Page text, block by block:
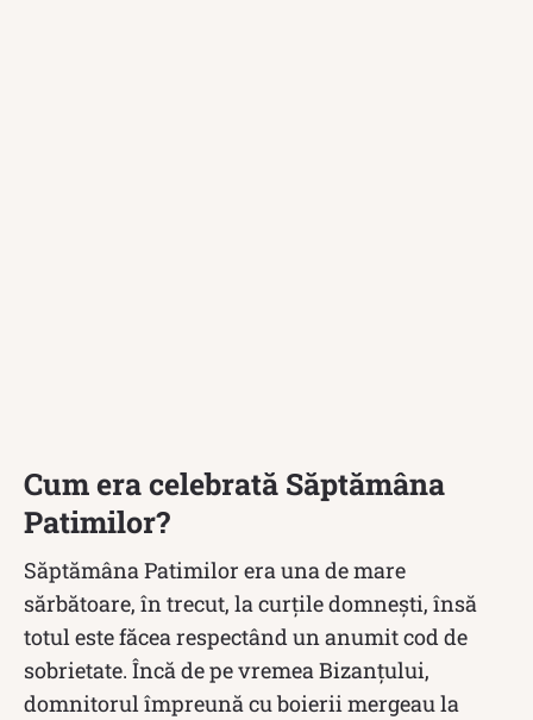
Cum era celebrată Săptămâna
Patimilor?
Săptămâna Patimilor era una de mare
sărbătoare, în trecut, la curțile domnești, însă
totul este făcea respectând un anumit cod de
sobrietate. Încă de pe vremea Bizanțului,
domnitorul împreună cu boierii mergeau la